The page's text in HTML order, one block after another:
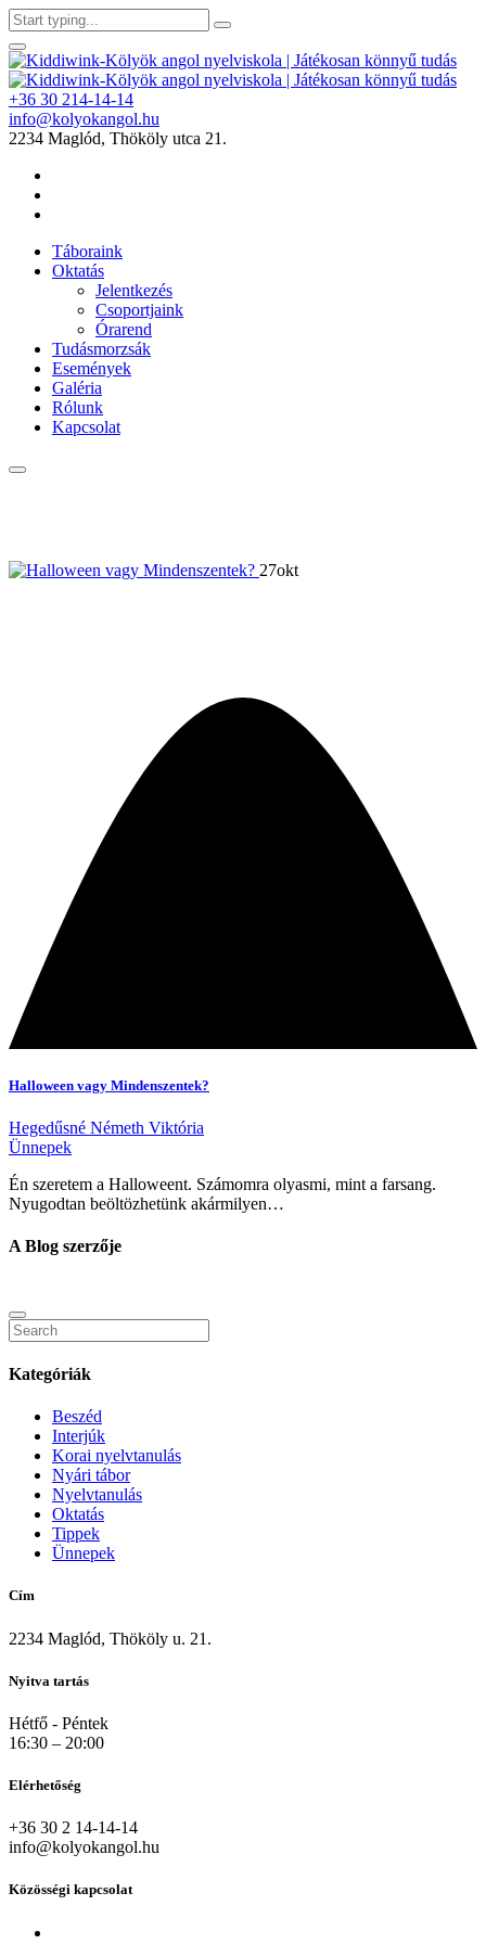
+36 30 214-14-14
info@kolyokangol.hu
2234 Maglód, Thököly utca 21.
Táboraink
Oktatás
Jelentkezés
Csoportjaink
Órarend
Tudásmorzsák
Események
Galéria
Rólunk
Kapcsolat
27okt
Halloween vagy Mindenszentek?
Hegedűsné Németh Viktória
Ünnepek
Én szeretem a Halloweent. Számomra olyasmi, mint a farsang.
Nyugodtan beöltözhetünk akármilyen…
A Blog szerzője
Kategóriák
Beszéd
Interjúk
Korai nyelvtanulás
Nyári tábor
Nyelvtanulás
Oktatás
Tippek
Ünnepek
Cím
2234 Maglód, Thököly u. 21.
Nyitva tartás
Hétfő - Péntek
16:30 – 20:00
Elérhetőség
+36 30 2 14-14-14
info@kolyokangol.hu
Közösségi kapcsolat